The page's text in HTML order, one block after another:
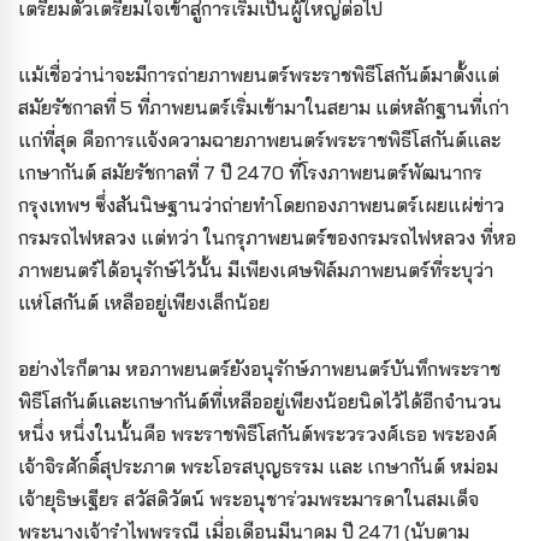
เตรียมตัวเตรียมใจเข้าสู่การเริ่มเป็นผู้ใหญ่ต่อไป
แม้เชื่อว่าน่าจะมีการถ่ายภาพยนตร์พระราชพิธีโสกันต์มาตั้งแต่
สมัยรัชกาลที่ 5 ที่ภาพยนตร์เริ่มเข้ามาในสยาม แต่หลักฐานที่เก่า
แก่ที่สุด คือการแจ้งความฉายภาพยนตร์พระราชพิธีโสกันต์และ
เกษากันต์ สมัยรัชกาลที่ 7 ปี 2470 ที่โรงภาพยนตร์พัฒนากร
กรุงเทพฯ ซึ่งสันนิษฐานว่าถ่ายทำโดยกองภาพยนตร์เผยแผ่ข่าว
กรมรถไฟหลวง แต่ทว่า ในกรุภาพยนตร์ของกรมรถไฟหลวง ที่หอ
ภาพยนตร์ได้อนุรักษ์ไว้นั้น มีเพียงเศษฟิล์มภาพยนตร์ที่ระบุว่า
แห่โสกันต์ เหลืออยู่เพียงเล็กน้อย
อย่างไรก็ตาม หอภาพยนตร์ยังอนุรักษ์ภาพยนตร์บันทึกพระราช
พิธีโสกันต์และเกษากันต์ที่เหลืออยู่เพียงน้อยนิดไว้ได้อีกจำนวน
หนึ่ง หนึ่งในนั้นคือ พระราชพิธีโสกันต์พระวรวงศ์เธอ พระองค์
เจ้าจิรศักดิ์สุประภาต พระโอรสบุญธรรม และ เกษากันต์ หม่อม
เจ้ายุธิษเฐียร สวัสดิวัตน์ พระอนุชาร่วมพระมารดาในสมเด็จ
พระนางเจ้ารำไพพรรณี เมื่อเดือนมีนาคม ปี 2471 (นับตาม